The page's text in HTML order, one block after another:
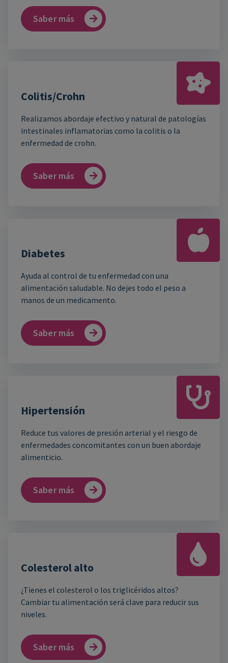
Saber más
Colitis/Crohn
Realizamos abordaje efectivo y natural de patologías
intestinales inflamatorias como la colitis o la
enfermedad de crohn.
Saber más
Diabetes
Ayuda al control de tu enfermedad con una
alimentación saludable. No dejes todo el peso a
manos de un medicamento.
Saber más
Hipertensión
Reduce tus valores de presión arterial y el riesgo de
enfermedades concomitantes con un buen abordaje
alimenticio.
Saber más
Colesterol alto
¿Tienes el colesterol o los triglicéridos altos?
Cambiar tu alimentación será clave para reducir sus
niveles.
Saber más